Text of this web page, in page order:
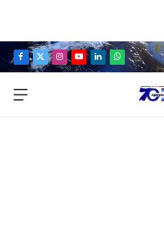
Facebook
X
Instagram
YouTubeLinkedInWhatsApp